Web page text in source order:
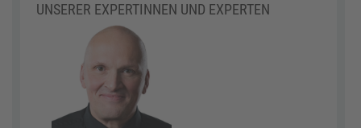
UNSERER EXPERTINNEN UND EXPERTEN